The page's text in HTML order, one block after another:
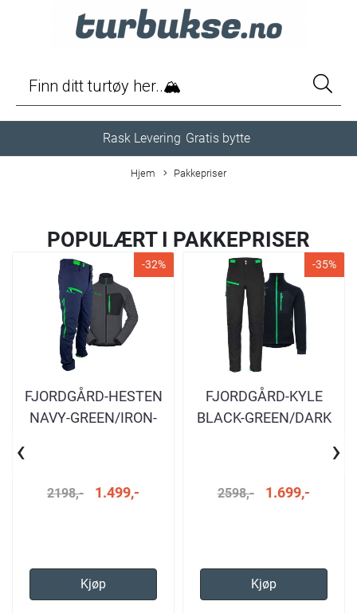
Rask Levering Gratis bytte
Hjem Pakkepriser
POPULÆRT I PAKKEPRISER
-32%
FJORDGÅRD-HESTEN
NAVY-GREEN/IRON-
2198,- 1.499,-
Kjøp
-35%
FJORDGÅRD-KYLE
BLACK-GREEN/DARK
2598,- 1.699,-
Kjøp
‹ ›